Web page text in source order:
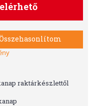
raktárkészlettől